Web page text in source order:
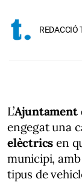
REDACCIÓ
L’Ajuntament
engegat una
elèctrics en
municipi, amb
tipus de